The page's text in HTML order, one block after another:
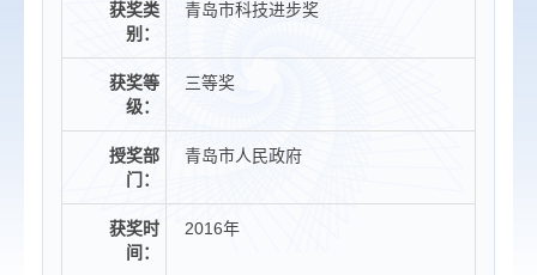
获奖类
别：
青岛市科技进步奖
获奖等
级：
三等奖
授奖部
门：
青岛市人民政府
获奖时
间：
2016年